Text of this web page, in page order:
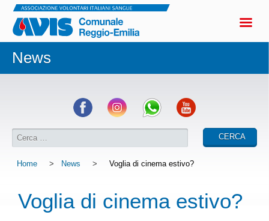
News
Home > News > Voglia di cinema estivo?
Voglia di cinema estivo?